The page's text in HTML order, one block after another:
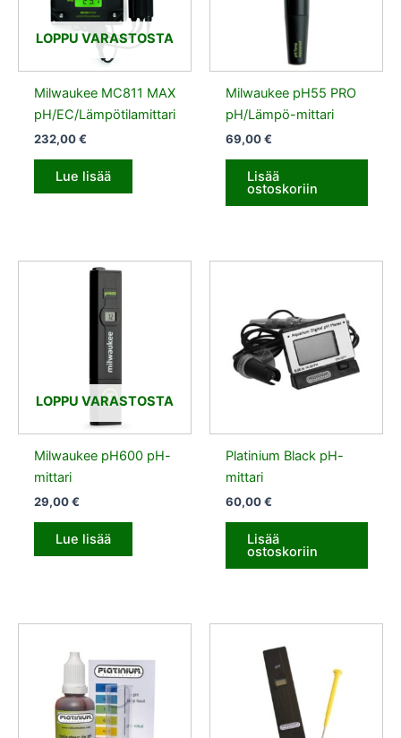
LOPPU VARASTOSTA
Milwaukee MC811 MAX
pH/EC/Lämpötilamittari
232,00€
Lue lisää
Milwaukee pH55 PRO
pH/Lämpö-mittari
69,00€
Lisää
ostoskoriin
LOPPU VARASTOSTA
Milwaukee pH600 pH-
mittari
29,00€
Lue lisää
Platinium Black pH-
mittari
60,00€
Lisää
ostoskoriin